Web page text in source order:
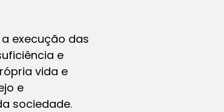
execução das
e
vida e
e
sociedade.